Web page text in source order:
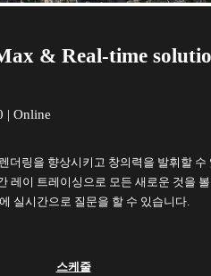
& Real-time
| Online
더링을 향상시키고 창의력을 발휘할 수
레이 트레이싱으로 모든 새로운 것을
실시간으로 질문을 할 수 있습니다.
스케줄